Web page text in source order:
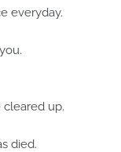
everyday.
up.
died.